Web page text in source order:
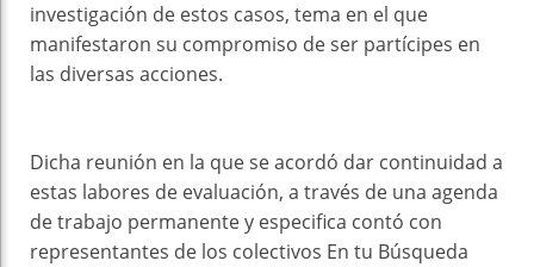
investigación de estos casos, tema en el que
manifestaron su compromiso de ser partícipes en
las diversas acciones.
Dicha reunión en la que se acordó dar continuidad a
estas labores de evaluación, a través de una agenda
de trabajo permanente y especifica contó con
representantes de los colectivos En tu Búsqueda